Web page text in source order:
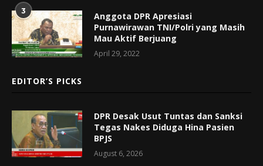
3
Anggota DPR Apresiasi
Purnawirawan TNI/Polri yang Masih
Mau Aktif Berjuang
April 29, 2022
EDITOR’S PICKS
DPR Desak Usut Tuntas dan Sanksi
Tegas Nakes Diduga Hina Pasien
BPJS
August 6, 2026